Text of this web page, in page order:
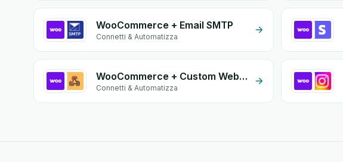
WooCommerce + Email SMTP
Connetti & Automatizza
WooCommerce + Custom Webhook
Connetti & Automatizza